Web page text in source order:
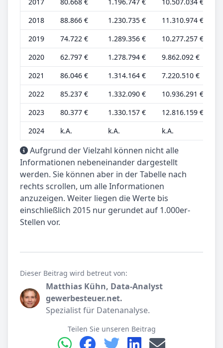
2017
80.668 € 1.196.747 € 10.507.034 €
2018
88.866 € 1.230.735 € 11.310.974 €
2019
74.722 € 1.289.356 € 10.277.257 €
2020
62.797 € 1.278.794 € 9.862.092 €
2021
86.046 € 1.314.164 € 7.220.510 €
2022
85.237 € 1.332.090 € 10.936.291 €
2023
80.377 € 1.330.157 € 12.816.159 €
2024
k.A. k.A. k.A.
Aufgrund der Vielzahl können nicht alle
Informationen nebeneinander dargestellt
werden. Sie können aber in der Tabelle nach
rechts scrollen, um alle Informationen
anzuzeigen. Weiter liegen die Werte bis
einschließlich 2015 nur gerundet auf 1.000er-
Stellen vor.
Dieser Beitrag wird betreut von:
Matthias Kühn, Data-Analyst
gewerbesteuer.net.
Spezialist für Datenanalyse.
Teilen Sie unseren Beitrag